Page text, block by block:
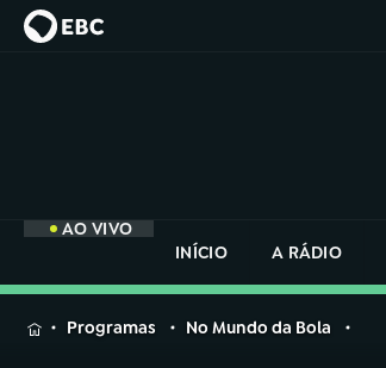
AO VIVO
INÍCIO
A RÁDIO
MENUProgramas No Mundo da Bola